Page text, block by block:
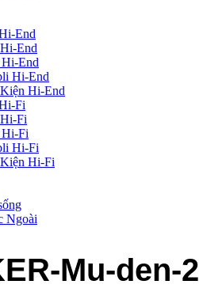
End
End
End
Hi-End
Hi-End
Fi
Fi
Fi
Hi-Fi
Hi-Fi
Ngoài
Mu-den-2